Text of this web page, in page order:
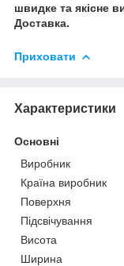
швидке та якісне
Доставка.
Приховати
Характеристики
Основні
Виробник
Країна виробник
Поверхня
Підсвічування
Висота
Ширина